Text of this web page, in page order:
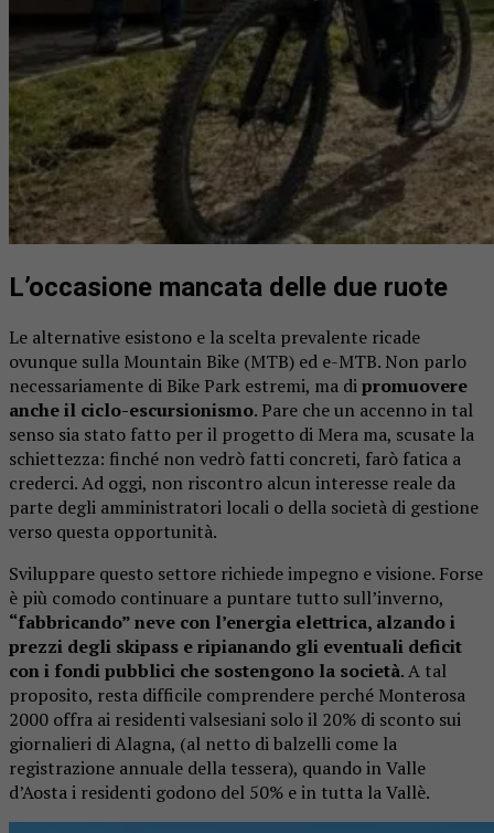
L’occasione mancata delle due ruote
Le alternative esistono e la scelta prevalente ricade
ovunque sulla Mountain Bike (MTB) ed e-MTB. Non parlo
necessariamente di Bike Park estremi, ma dipromuovere
anche il ciclo-escursionismo. Pare che un accenno in tal
senso sia stato fatto per il progetto di Mera ma, scusate la
schiettezza: finché non vedrò fatti concreti, farò fatica a
crederci. Ad oggi, non riscontro alcun interesse reale da
parte degli amministratori locali o della società di gestione
verso questa opportunità.
Sviluppare questo settore richiede impegno e visione. Forse
è più comodo continuare a puntare tutto sull’inverno,
“fabbricando” neve con l’energia elettrica, alzando i
prezzi degli skipass e ripianando gli eventuali deficit
con i fondi pubblici che sostengono la società. A tal
proposito, resta difficile comprendere perché Monterosa
2000 offra ai residenti valsesiani solo il 20% di sconto sui
giornalieri di Alagna, (al netto di balzelli come la
registrazione annuale della tessera), quando in Valle
d’Aosta i residenti godono del 50% e in tutta la Vallè.